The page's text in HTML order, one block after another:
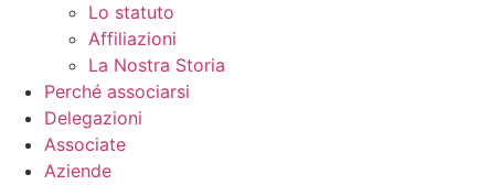
Lo statuto
Affiliazioni
La Nostra Storia
Perché associarsi
Delegazioni
Associate
Aziende